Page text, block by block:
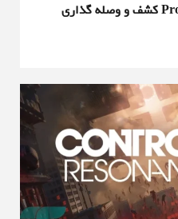
مایکروسافت با Project Perception کشف و وصله گذاری